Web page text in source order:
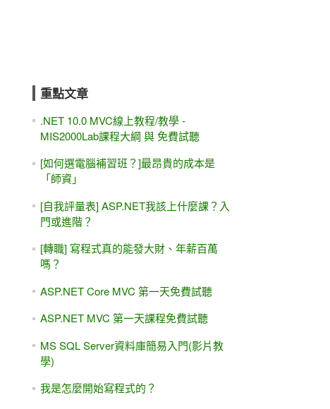
重點文章
.NET 10.0 MVC線上教程/教學 -
MIS2000Lab課程大綱 與 免費試聽
[如何選電腦補習班？]最昂貴的成本是
「師資」
[自我評量表] ASP.NET我該上什麼課？入
門或進階？
[轉職] 寫程式真的能發大財、年薪百萬
嗎？
ASP.NET Core MVC 第一天免費試聽
ASP.NET MVC 第一天課程免費試聽
MS SQL Server資料庫簡易入門(影片教
學)
我是怎麼開始寫程式的？